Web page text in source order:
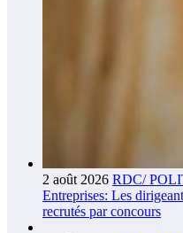
2 août 2026 RDC/
Entreprises: Les
recrutés par concours